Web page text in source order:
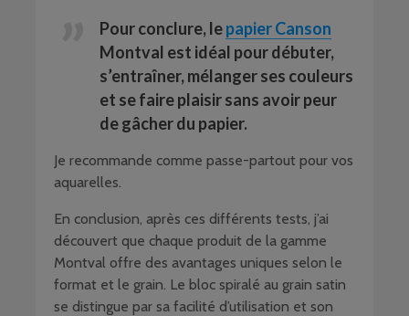
Pour conclure, lepapier Canson
Montval est idéal pour débuter,
s’entraîner, mélanger ses couleurs
et se faire plaisir sans avoir peur
de gâcher du papier.
Je recommande comme passe-partout pour vos
aquarelles.
En conclusion, après ces différents tests, j’ai
découvert que chaque produit de la gamme
Montval offre des avantages uniques selon le
format et le grain. Le bloc spiralé au grain satin
se distingue par sa facilité d’utilisation et son